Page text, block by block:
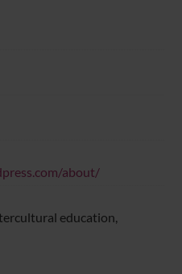
about/
education,